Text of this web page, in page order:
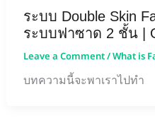
ระบบ Double Skin
ระบบฟาซาด 2 ชั้น |
Leave a Comment/What is
บทความนี้จะพาเราไปทำ